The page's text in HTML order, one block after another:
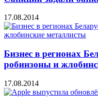
17.08.2014
Бизнес в регионах
робинзоны и
17.08.2014